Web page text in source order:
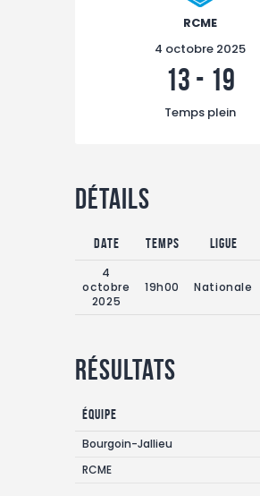
RCME Association
PARTENAIRES
TAXE D’APPRENTISSAGE
RECONVERSION
ACTUALITÉS
Contact
RCME
4 octobre 2025
13 - 19
Temps plein
Détails
Date Temps Ligue
4
octobre
2025
19h00 Nationale
Résultats
Équipe
Bourgoin-Jallieu
RCME